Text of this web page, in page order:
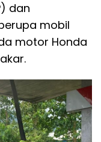
dan
mobil
motor Honda